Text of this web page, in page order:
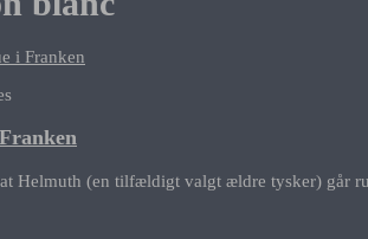
Helmuth (en tilfældigt valgt ældre tysker) går